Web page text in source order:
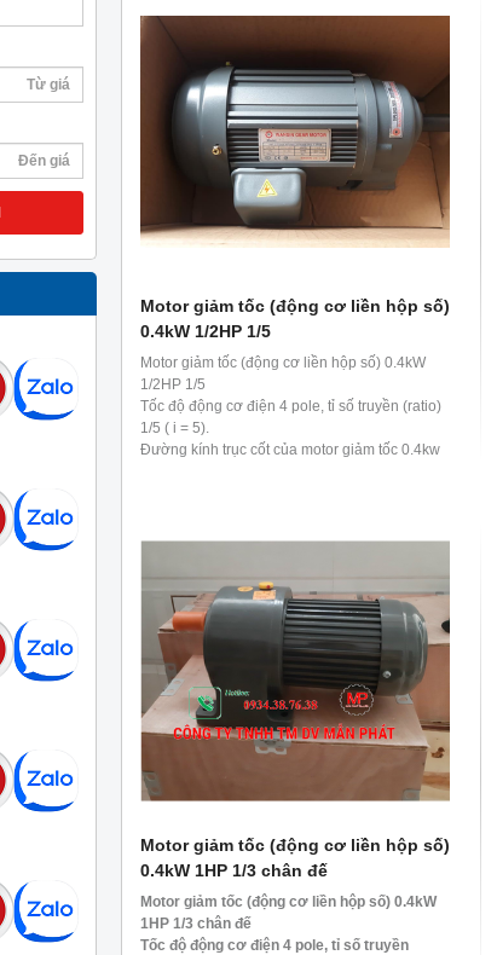
Motor giảm tốc (động cơ liền hộp số)
0.4kW 1/2HP 1/5
Motor giảm tốc (động cơ liền hộp số) 0.4kW
1/2HP 1/5
Tốc độ động cơ điện 4 pole, tỉ số truyền (ratio)
1/5 ( i = 5).
Đường kính trục cốt của motor giảm tốc 0.4kw
Motor giảm tốc (động cơ liền hộp số)
0.4kW 1HP 1/3 chân đế
Motor giảm tốc (động cơ liền hộp số) 0.4kW
1HP 1/3 chân đế
Tốc độ động cơ điện 4 pole, tỉ số truyền